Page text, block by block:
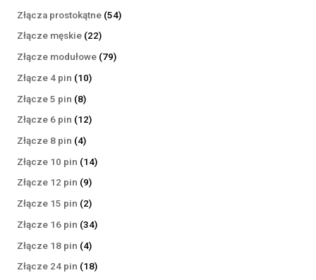
produktów
Złącza prostokątne 5454
Złącze męskie 2222
produkty
Złącze modułowe 7979
Złącze 4 pin 1010
Złącze 5 pin 88
produktów
Złącze 6 pin 1212
Złącze 8 pin 44
produkty
Złącze 10 pin 1414
Złącze 12 pin 99
produktów
Złącze 15 pin 22
produkty
Złącze 16 pin 3434
Złącze 18 pin 44
produkty
Złącze 24 pin 1818